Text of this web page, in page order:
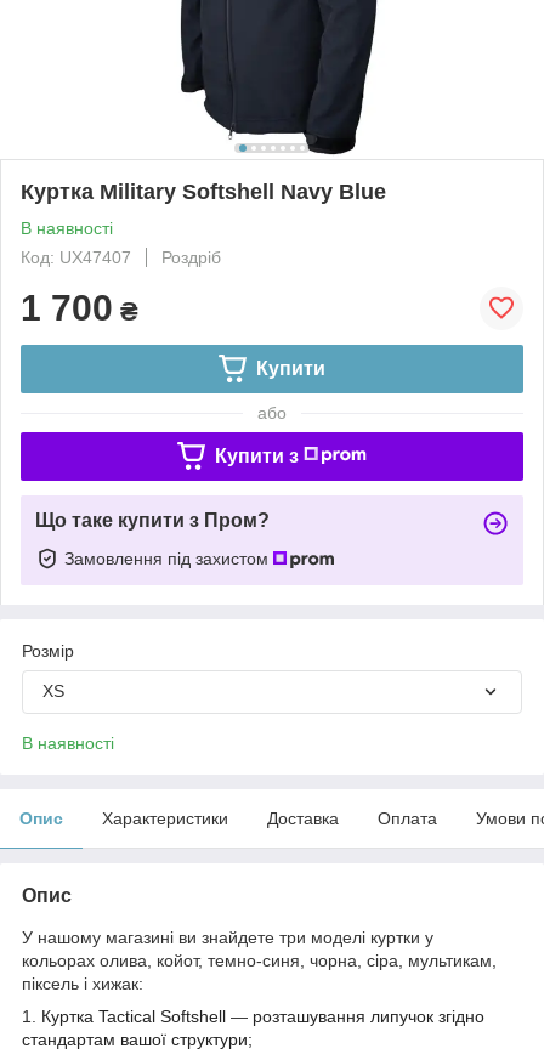
Куртка Military Softshell Navy Blue
В наявності
Код: UX47407
Роздріб
1 700 ₴
Купити
або
Купити з
Що таке купити з Пром?
Замовлення під захистом
Розмір
XS
В наявності
Опис Характеристики Доставка Оплата Умови
Опис
У нашому магазині ви знайдете три моделі куртки у
кольорах олива, койот, темно-синя, чорна, сіра, мультикам,
піксель і хижак:
1. Куртка Tactical Softshell — розташування липучок згідно
стандартам вашої структури;